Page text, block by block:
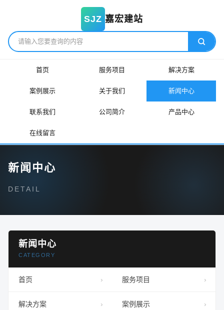
SJZ 嘉宏建站
首页 服务项目 解决方案
案例展示 关于我们 新闻中心
联系我们 公司简介 产品中心
在线留言
新闻中心
DETAIL
新闻中心
CATEGORY
首页 服务项目
解决方案 案例展示